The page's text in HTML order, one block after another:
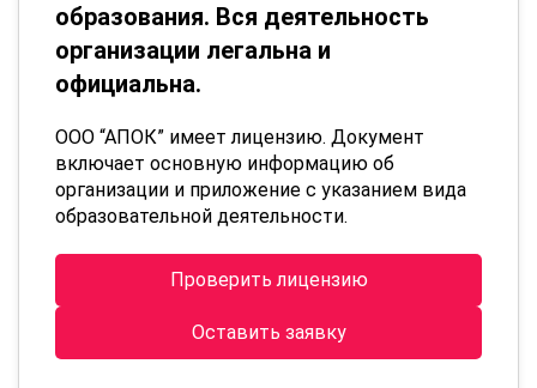
образования. Вся деятельность
организации легальна и
официальна.
ООО “АПОК” имеет лицензию. Документ
включает основную информацию об
организации и приложение с указанием вида
образовательной деятельности.
Проверить лицензию
Оставить заявку